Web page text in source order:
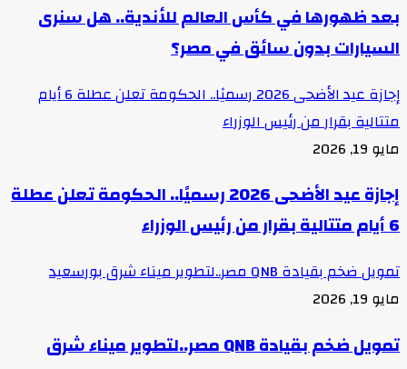
بعد ظهورها في كأس العالم للأندية.. هل سنرى
السيارات بدون سائق في مصر؟
إجازة عيد الأضحى 2026 رسميًا.. الحكومة تعلن عطلة 6 أيام
متتالية بقرار من رئيس الوزراء
مايو 19, 2026
إجازة عيد الأضحى 2026 رسميًا.. الحكومة تعلن عطلة
6 أيام متتالية بقرار من رئيس الوزراء
تمويل ضخم بقيادة QNB مصر..لتطوير ميناء شرق بورسعيد
مايو 19, 2026
تمويل ضخم بقيادة QNB مصر..لتطوير ميناء شرق